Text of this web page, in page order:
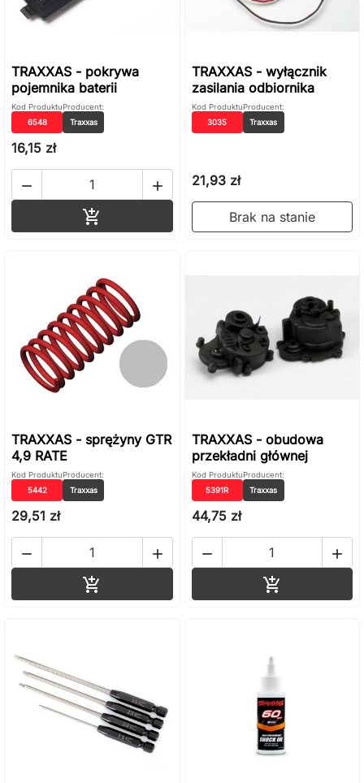
TRAXXAS - pokrywa
pojemnika baterii
Kod Produktu
6548
Producent:
Traxxas
16,15 zł
 

TRAXXAS - wyłącznik
zasilania odbiornika
Kod Produktu
3035
Producent:
Traxxas
21,93 zł
Brak na stanie
TRAXXAS - sprężyny GTR
4,9 RATE
Kod Produktu
5442
Producent:
Traxxas
29,51 zł
 

TRAXXAS - obudowa
przekładni głównej
Kod Produktu
5391R
Producent:
Traxxas
44,75 zł
 
